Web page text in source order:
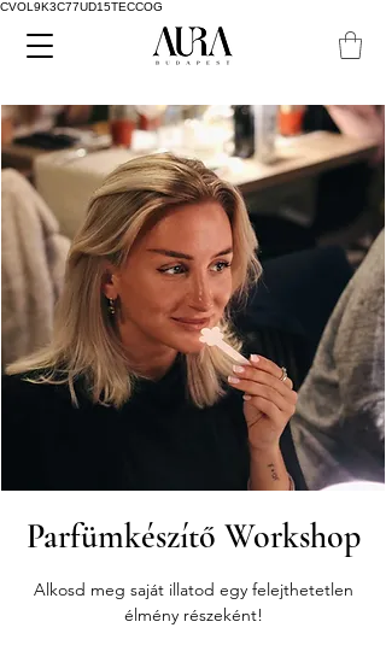
CVOL9K3C77UD15TECCOG
Parfümkészítő Workshop
Alkosd meg saját illatod egy felejthetetlen
élmény részeként!